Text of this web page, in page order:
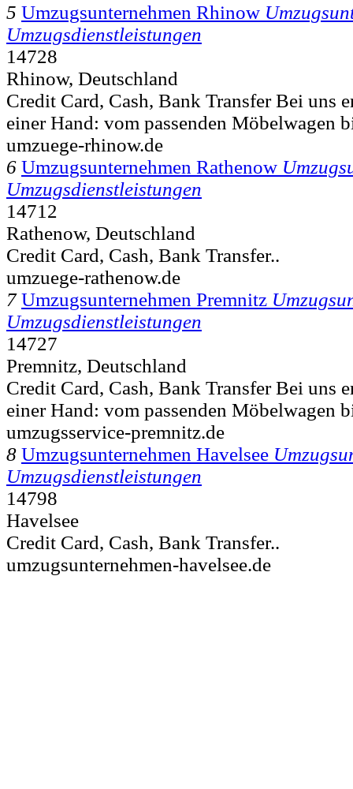
5 Umzugsunternehmen Rhinow
Umzugsdienstleistungen
14728
Rhinow, Deutschland
Credit Card, Cash, Bank Transfer Bei uns
einer Hand: vom passenden Möbelwagen
umzuege-rhinow.de
6 Umzugsunternehmen Rathenow
Umzugsdienstleistungen
14712
Rathenow, Deutschland
Credit Card, Cash, Bank Transfer..
umzuege-rathenow.de
7 Umzugsunternehmen Premnitz
Umzugsdienstleistungen
14727
Premnitz, Deutschland
Credit Card, Cash, Bank Transfer Bei uns
einer Hand: vom passenden Möbelwagen
umzugsservice-premnitz.de
8 Umzugsunternehmen Havelsee
Umzugsdienstleistungen
14798
Havelsee
Credit Card, Cash, Bank Transfer..
umzugsunternehmen-havelsee.de